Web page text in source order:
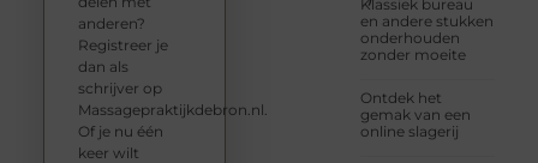
Klassiek bureau
en andere stukken
onderhouden
zonder moeite
Ontdek het
gemak van een
online slagerij
anderen?
Registreer je
dan als
schrijver op
Massagepraktijkdebron.nl.
Of je nu één
keer wilt